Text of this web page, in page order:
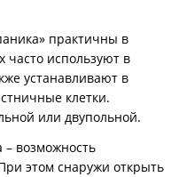
практичны в
часто используют в
устанавливают в
клетки.
или двупольной.
возможность
этом снаружи открыть